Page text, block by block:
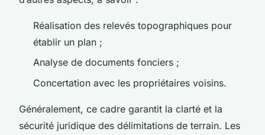
Réalisation des relevés topographiques pour
établir un plan ;
Analyse de documents fonciers ;
Concertation avec les propriétaires voisins.
Généralement, ce cadre garantit la clarté et la
sécurité juridique des délimitations de terrain. Les